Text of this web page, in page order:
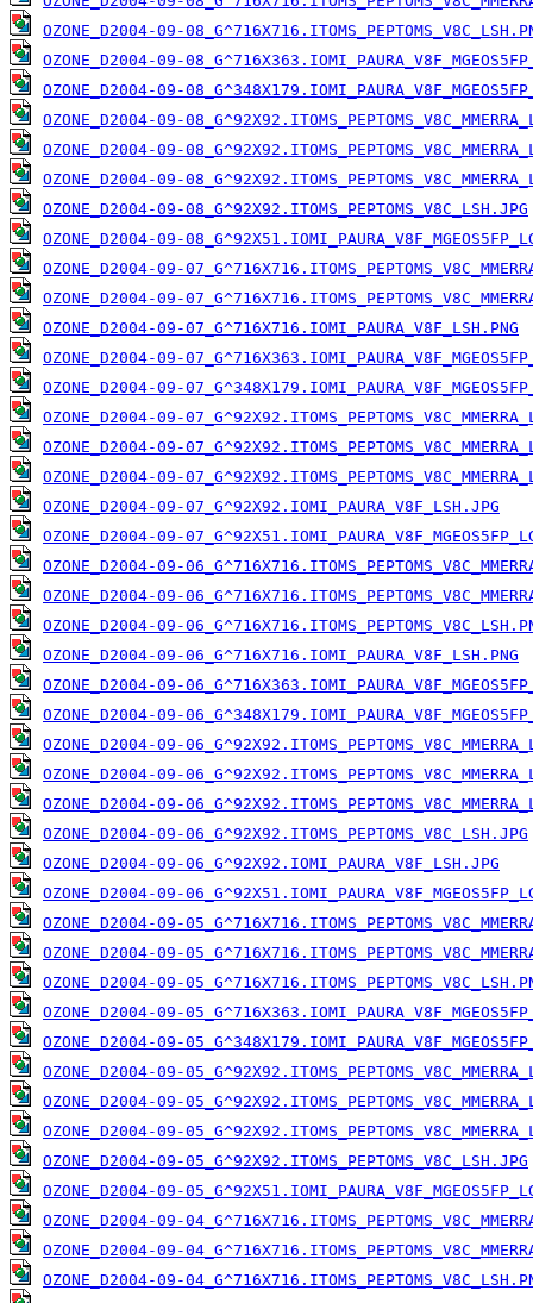
OZONE_D2004-09-
OZONE_D2004-09-
OZONE_D2004-09-
OZONE_D2004-09-
OZONE_D2004-09-
OZONE_D2004-09-
OZONE_D2004-09-08_G^92X92.ITOMS_PEPTOMS_V8C_LSH.JPG
OZONE_D2004-09-
OZONE_D2004-09-
OZONE_D2004-09-
OZONE_D2004-09-07_G^716X716.IOMI_PAURA_V8F_LSH.PNG
OZONE_D2004-09-
OZONE_D2004-09-
OZONE_D2004-09-
OZONE_D2004-09-
OZONE_D2004-09-
OZONE_D2004-09-07_G^92X92.IOMI_PAURA_V8F_LSH.JPG
OZONE_D2004-09-
OZONE_D2004-09-
OZONE_D2004-09-
OZONE_D2004-09-
OZONE_D2004-09-06_G^716X716.IOMI_PAURA_V8F_LSH.PNG
OZONE_D2004-09-
OZONE_D2004-09-
OZONE_D2004-09-
OZONE_D2004-09-
OZONE_D2004-09-
OZONE_D2004-09-06_G^92X92.ITOMS_PEPTOMS_V8C_LSH.JPG
OZONE_D2004-09-06_G^92X92.IOMI_PAURA_V8F_LSH.JPG
OZONE_D2004-09-
OZONE_D2004-09-
OZONE_D2004-09-
OZONE_D2004-09-
OZONE_D2004-09-
OZONE_D2004-09-
OZONE_D2004-09-
OZONE_D2004-09-
OZONE_D2004-09-
OZONE_D2004-09-05_G^92X92.ITOMS_PEPTOMS_V8C_LSH.JPG
OZONE_D2004-09-
OZONE_D2004-09-
OZONE_D2004-09-
OZONE_D2004-09-